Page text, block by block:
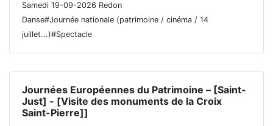
Samedi 19-09-2026 Redon
Danse#Journée nationale (patrimoine / cinéma / 14
juillet...)#Spectacle
Journées Européennes du Patrimoine – [Saint-
Just] - [Visite des monuments de la Croix
Saint-Pierre]]